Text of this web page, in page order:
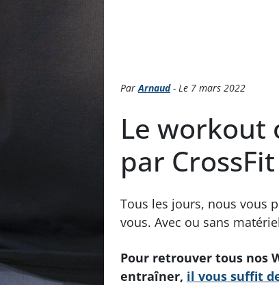
ParArnaud- Le 7 mars 2022
Le workout
par CrossFit
Tous les jours, nous vous
vous. Avec ou sans
Pour retrouver tous nos
entraîner, il vous suffit